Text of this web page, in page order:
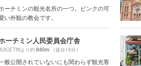
ーチミンの観光名所の一つ。ピンクの可
い外観の教会です。
ーチミン人民委員会庁舎
より約840m （徒歩15分）
般公開されていないにも関わらず観光客